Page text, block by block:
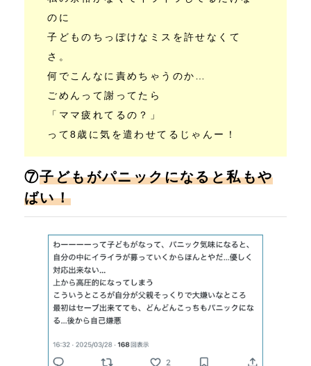
のに
子どものちっぽけなミスを許せなくて
さ。
何でこんなに責めちゃうのか…
ごめんって謝ってたら
「ママ疲れてるの？」
って8歳に気を遣わせてるじゃんー！
⑦子どもがパニックになると私もや
ばい！